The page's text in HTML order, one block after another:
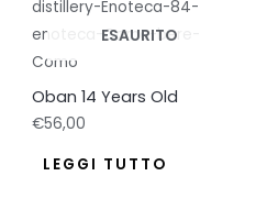
ESAURITO
Oban 14 Years Old
€56,00
LEGGI TUTTO